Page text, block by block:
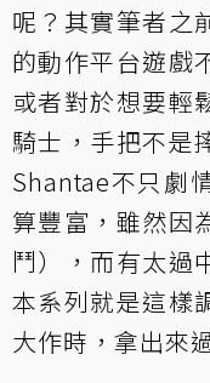
呢？其實筆者之
的動作平台遊戲
或者對於想要輕
騎士，手把不是
Shantae不只劇
算豐富，雖然因
鬥），而有太過
本系列就是這樣
大作時，拿出來